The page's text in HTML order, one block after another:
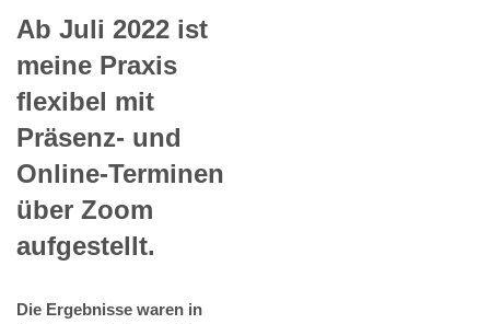
Ab Juli 2022 ist
meine Praxis
flexibel mit
Präsenz- und
Online-Terminen
über Zoom
aufgestellt.
Die Ergebnisse waren in